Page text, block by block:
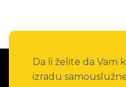
Da li želite da Vam
izradu